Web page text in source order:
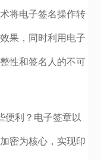
将电子签名操作转
果，同时利用电子
性和签名人的不可
便利？电子签章以
密为核心，实现印